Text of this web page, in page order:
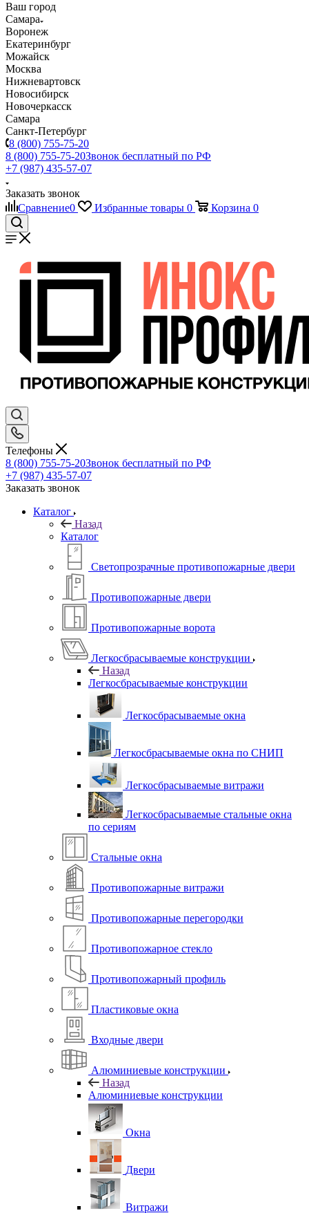
Ваш город
Самара
Воронеж
Екатеринбург
Можайск
Москва
Нижневартовск
Новосибирск
Новочеркасск
Самара
Санкт-Петербург
8 (800) 755-75-20
8 (800) 755-75-20Звонок бесплатный по РФ
+7 (987) 435-57-07
Заказать звонок
Сравнение0 Избранные товары 0 Корзина 0
Телефоны
8 (800) 755-75-20Звонок бесплатный по РФ
+7 (987) 435-57-07
Заказать звонок
Каталог
Назад
Каталог
Светопрозрачные противопожарные двери
Противопожарные двери
Противопожарные ворота
Легкосбрасываемые конструкции
Назад
Легкосбрасываемые конструкции
Легкосбрасываемые окна
Легкосбрасываемые окна по СНИП
Легкосбрасываемые витражи
Легкосбрасываемые стальные окна
по сериям
Стальные окна
Противопожарные витражи
Противопожарные перегородки
Противопожарное стекло
Противопожарный профиль
Пластиковые окна
Входные двери
Алюминиевые конструкции
Назад
Алюминиевые конструкции
Окна
Двери
Витражи